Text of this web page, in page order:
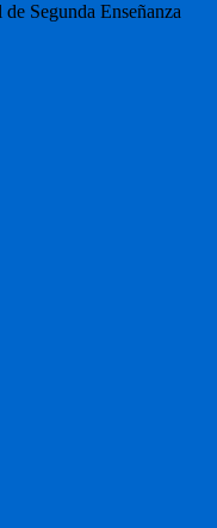
Segunda Enseñanza